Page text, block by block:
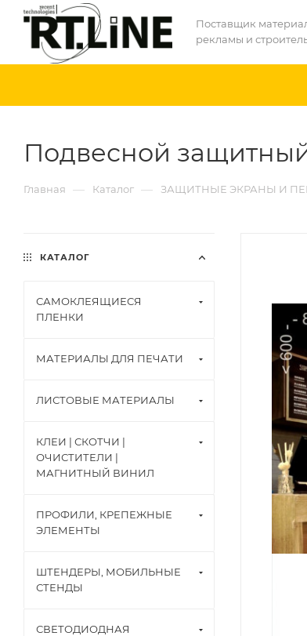
Поставщик
рекламы и
Подвесной
Главная — Каталог — ЗАЩИТНЫЕ ЭКРАНЫ И
КАТАЛОГ
САМОКЛЕЯЩИЕСЯ
ПЛЕНКИ
МАТЕРИАЛЫ ДЛЯ ПЕЧАТИ
ЛИСТОВЫЕ МАТЕРИАЛЫ
КЛЕИ | СКОТЧИ |
ОЧИСТИТЕЛИ |
МАГНИТНЫЙ ВИНИЛ
ПРОФИЛИ, КРЕПЕЖНЫЕ
ЭЛЕМЕНТЫ
ШТЕНДЕРЫ, МОБИЛЬНЫЕ
СТЕНДЫ
СВЕТОДИОДНАЯ